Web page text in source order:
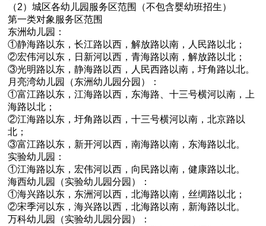
（2）城区各幼儿园服务区范围（不包含婴幼班招生）
第一类对象服务区范围
东洲幼儿园：
①静海路以东，长江路以西，解放路以南，人民路以北；
②宏伟河以东，日新河以西，青海路以南，解放路以北；
③光明路以东，静海路以西，人民西路以南，圩角路以北。
月亮湾幼儿园（东洲幼儿园分园）：
①富江路以东，江海路以西，东海路、十三号横河以南，上
海路以北；
②江海路以东，圩角路以西，十三号横河以南，北京路以
北；
③富江路以东，新开河以西，南海路以南，东海路以北。
实验幼儿园：
①江海路以东，宏伟河以西，向民路以南，健康路以北。
海西幼儿园（实验幼儿园分园）：
①海兴路以东，东洲河以西，北海路以南，丝绸路以北；
②宋季河以东，海兴路以西，北海路以南，新海路以北。
万科幼儿园（实验幼儿园分园）：